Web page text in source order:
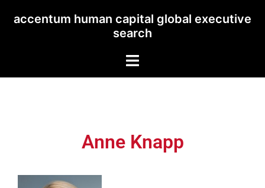
accentum human capital global executive
search
Anne Knapp